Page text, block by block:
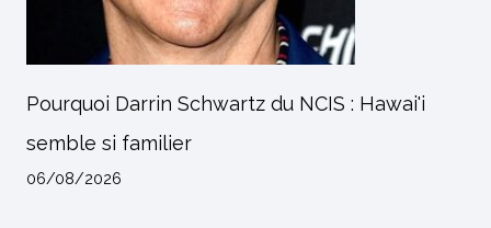
Pourquoi Darrin Schwartz du NCIS : Hawai'i
semble si familier
06/08/2026